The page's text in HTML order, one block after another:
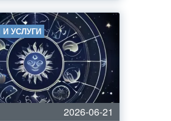
УСЛУГИ
2026-06-21